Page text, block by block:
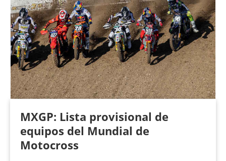
MXGP: Lista provisional de
equipos del Mundial de
Motocross